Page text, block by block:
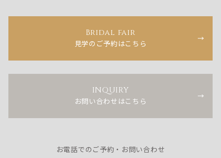
Bridal fair
見学のご予約はこちら
INQUIRY
お問い合わせはこちら
お電話でのご予約・お問い合わせ